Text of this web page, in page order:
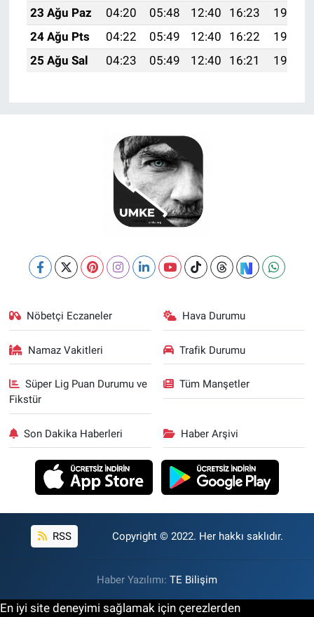
23 Ağu Paz
04:20 05:48 12:40 16:23
19:22
24 Ağu Pts
04:22 05:49 12:40 16:22
19:21
25 Ağu Sal
04:23 05:49 12:40 16:21 19:20
Nöbetçi Eczaneler Hava Durumu
Namaz Vakitleri Trafik Durumu
Süper Lig Puan Durumu ve
Fikstür
Tüm Manşetler
Son Dakika Haberleri Haber Arşivi
RSS Copyright © 2022. Her hakkı saklıdır.
Haber Yazılımı: TE Bilişim
En iyi site deneyimi sağlamak için çerezlerden